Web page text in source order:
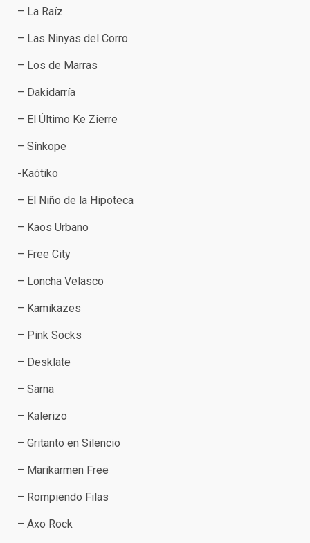
– La Raíz
– Las Ninyas del Corro
– Los de Marras
– Dakidarría
– El Último Ke Zierre
– Sínkope
-Kaótiko
– El Niño de la Hipoteca
– Kaos Urbano
– Free City
– Loncha Velasco
– Kamikazes
– Pink Socks
– Desklate
– Sarna
– Kalerizo
– Gritanto en Silencio
– Marikarmen Free
– Rompiendo Filas
– Axo Rock